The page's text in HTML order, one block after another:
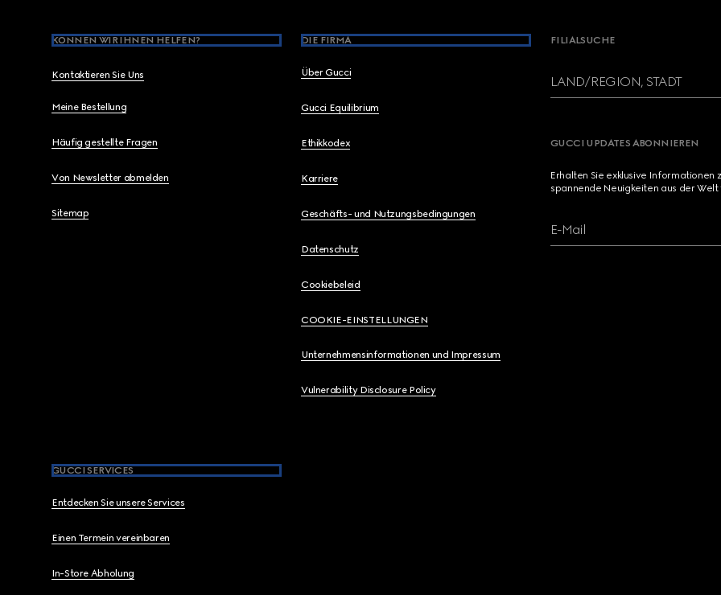
KÖNNEN WIR IHNEN HELFEN?
Kontaktieren Sie Uns
Meine Bestellung
Häufig gestellte Fragen
Von Newsletter abmelden
Sitemap
DIE FIRMA
Über Gucci
Gucci Equilibrium
Ethikkodex
Karriere
Geschäfts- und Nutzungsbedingungen
Datenschutz
Cookiebeleid
COOKIE-EINSTELLUNGEN
Unternehmensinformationen und Impressum
Vulnerability Disclosure Policy
GUCCI SERVICES
Entdecken Sie unsere Services
Einen Termein vereinbaren
In-Store Abholung
FILIALSUCHE
LAND/REGION, STADT
GUCCI UPDATES ABONNIEREN
Erhalten Sie exklusive
spannende Neuigkeiten aus der Welt
E-Mail